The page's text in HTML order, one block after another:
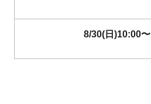
8/30(日)10:00〜